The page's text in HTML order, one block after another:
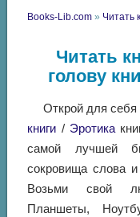
Books-Lib.com » Читать
Читать
голову
Открой для
книги / Эротика
самой лучшей
сокровища слова и
Возьми свой
Планшеты,